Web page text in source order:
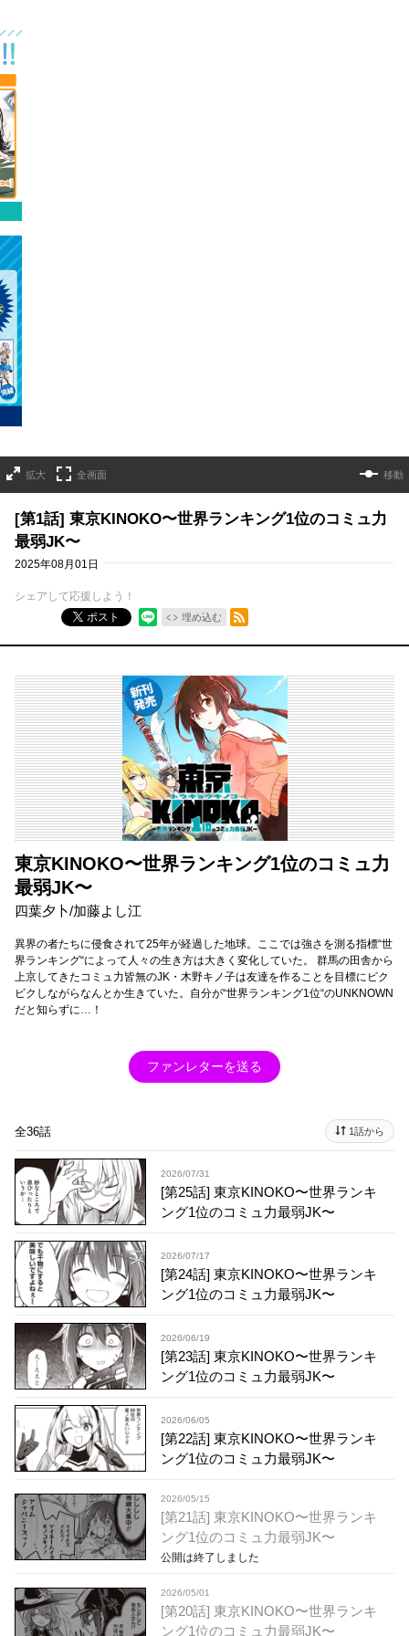
拡大 全画面 移動
[第1話] 東京KINOKO〜世界ランキング1位のコミュ力
最弱JK〜
2025年08月01日
シェアして応援しよう！
ポスト
埋め込む
RSSフィード
東京KINOKO〜世界ランキング1位のコミュ力
最弱JK〜
四葉夕卜/加藤よし江
異界の者たちに侵食されて25年が経過した地球。ここでは強さを測る指標“世
界ランキング“によって人々の生き方は大きく変化していた。 群馬の田舎から
上京してきたコミュ力皆無のJK・木野キノ子は友達を作ることを目標にビク
ビクしながらなんとか生きていた。自分が“世界ランキング1位“のUNKNOWN
だと知らずに…！
ファンレターを送る
全36話 1話から
2026/07/31
[第25話] 東京KINOKO〜世界ランキ
ング1位のコミュ力最弱JK〜
2026/07/17
[第24話] 東京KINOKO〜世界ランキ
ング1位のコミュ力最弱JK〜
2026/06/19
[第23話] 東京KINOKO〜世界ランキ
ング1位のコミュ力最弱JK〜
2026/06/05
[第22話] 東京KINOKO〜世界ランキ
ング1位のコミュ力最弱JK〜
2026/05/15
[第21話] 東京KINOKO〜世界ランキ
ング1位のコミュ力最弱JK〜
公開は終了しました
2026/05/01
[第20話] 東京KINOKO〜世界ランキ
ング1位のコミュ力最弱JK〜